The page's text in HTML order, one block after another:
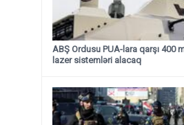
ABŞ Ordusu PUA-lara qarşı 400
lazer sistemləri alacaq